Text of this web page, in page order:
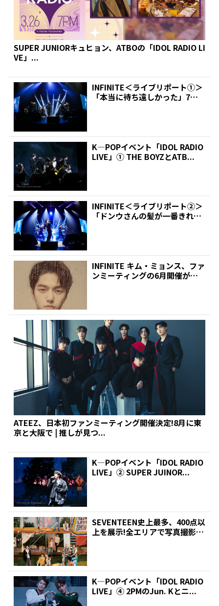
SUPER JUNIORキュヒョン、ATBOの「IDOL RADIO LI
VE」...
INFINITE＜ライブリポート①＞
「本当に待ち遠しかった」7年
K―POPイベント「IDOL RADIO
LIVE」① THE BOYZとATB...
INFINITE＜ライブリポート②＞
「ドンウさんの髪が一番きれ
INFINITE キム・ミョンス、ファ
ンミーティングの6月開催が決
ATEEZ、日本初ファンミーティング開催決定!8月に東
京と大阪で | 推しが見つ...
K―POPイベント「IDOL RADIO
LIVE」② SUPER JUINOR...
SEVENTEEN史上最多、400点以
上を展示!全エリアで写真撮影
K―POPイベント「IDOL RADIO
LIVE」④ 2PMのJun. Kとニ...